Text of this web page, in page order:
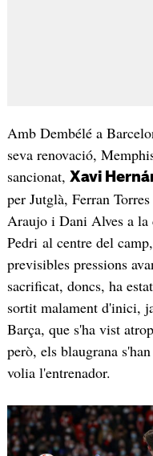
Amb Dembélé a
seva renovació,
sancionat, Xavi
per Jutglà, Ferran
Araujo i Dani Alves a la
Pedri al centre del
previsibles pressions
sacrificat, doncs, ha
sortit malament d'inici,
Barça, que s'ha vist
però, els blaugrana
volia l'entrenador.